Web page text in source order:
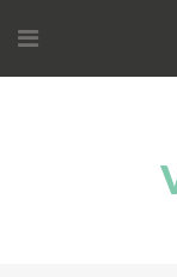
til
indhold